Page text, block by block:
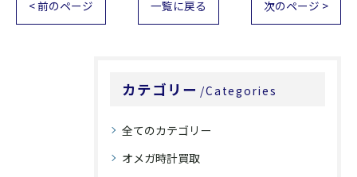
< 前のページ 一覧に戻る 次のページ >
カテゴリー Categories
全てのカテゴリー
オメガ時計買取